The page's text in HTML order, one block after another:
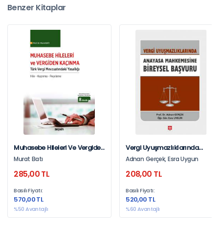
Benzer Kitaplar
Muhasebe Hileleri Ve Vergiden
Kaçınma Türk Vergi
– Kaçınma – Peçeleme
Murat Batı
285,00 TL
Basılı Fiyatı:
570,00 TL
%50 Avantajlı
Vergi Uyuşmazlıklarında
Anayasa Mahkemesine
Bireysel Başvuru Adnan
Gerçek
Adnan Gerçek, Esra Uygun
208,00 TL
Basılı Fiyatı:
520,00 TL
%60 Avantajlı